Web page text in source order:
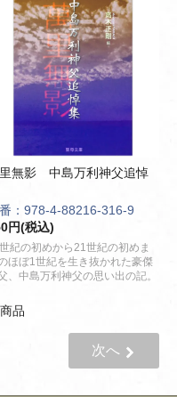
無影 中島万利神父追悼
：978-4-88216-316-9
円(税込)
紀の初めから21世紀の初めま
ほぼ1世紀を生き抜かれた豪傑
、中島万利神父の思い出の記。
商品
次へ